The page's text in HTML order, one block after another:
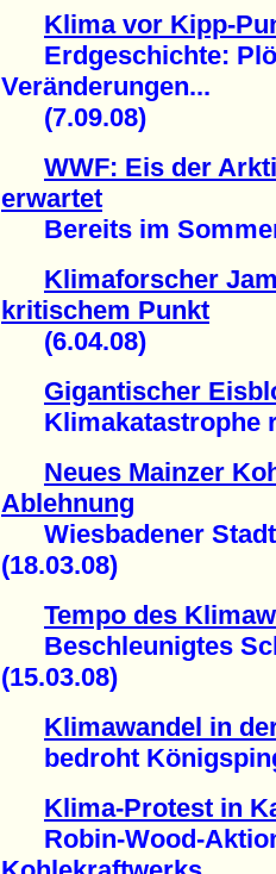
Klima vor Kipp-
Erdgeschichte:
Veränderungen...
(7.09.08)
WWF: Eis der
erwartet
Bereits im Sommer
Klimaforscher
kritischem Punkt
(6.04.08)
Gigantischer
Klimakatastrophe
Neues Mainzer
Ablehnung
Wiesbadener
(18.03.08)
Tempo des
Beschleunigtes
(15.03.08)
Klimawandel in
bedroht
Klima-Protest in
Robin-Wood-Aktion